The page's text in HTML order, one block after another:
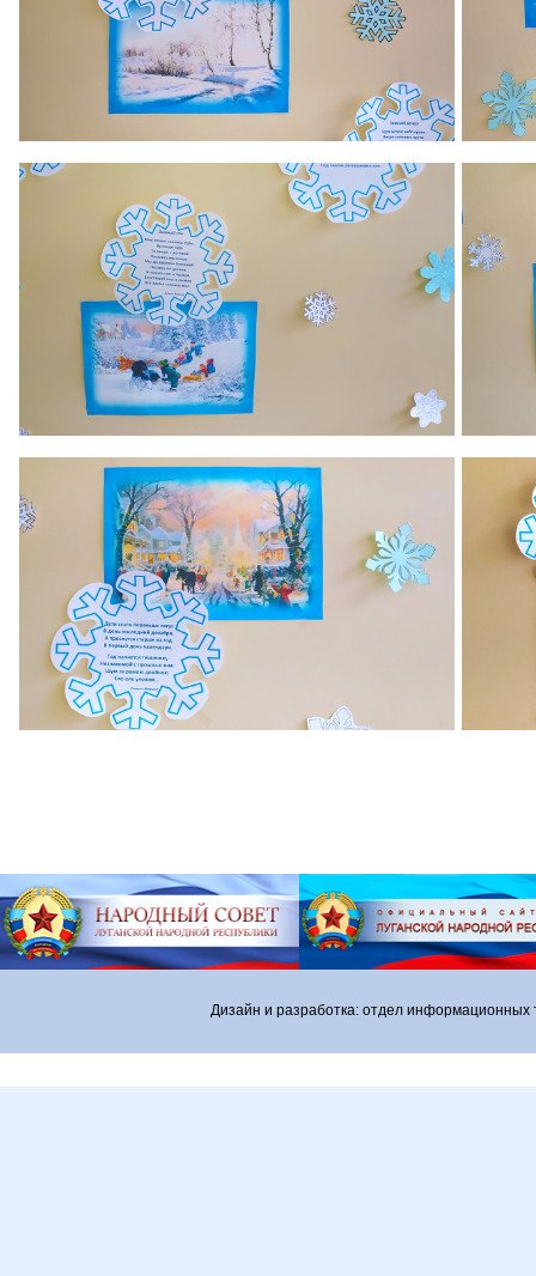
Дизайн и разработка: отдел информационных